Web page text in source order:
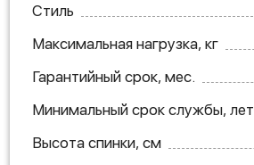
Стиль
Максимальная нагрузка, кг
Гарантийный срок, мес.
Минимальный срок службы, лет
Высота спинки, см